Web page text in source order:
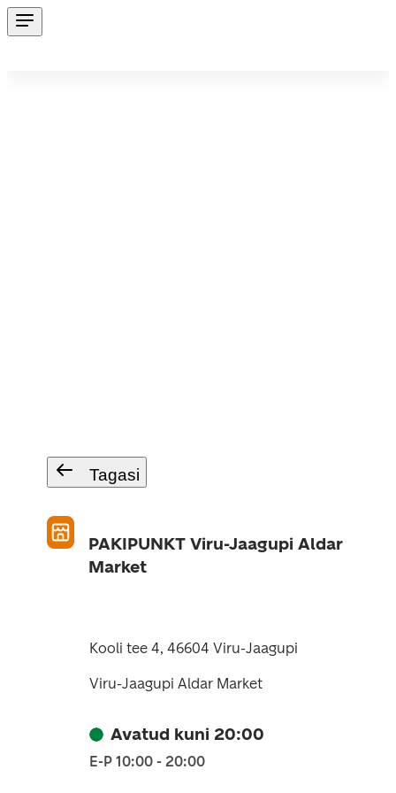
Tagasi
PAKIPUNKT Viru-Jaagupi Aldar
Market
Kooli tee 4, 46604 Viru-Jaagupi
Viru-Jaagupi Aldar Market
Avatud kuni 20:00
E-P 10:00 - 20:00